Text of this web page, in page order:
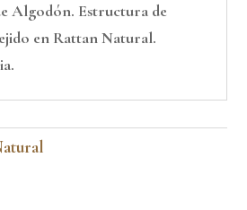
Algodón. Estructura de
en Rattan Natural.